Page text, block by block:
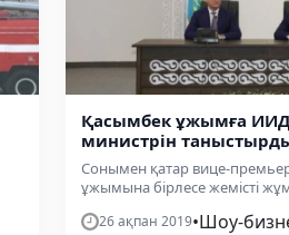
Қасымбек ұжымға
министрін
Сонымен қатар вице-
ұжымына бірлесе жемісті
26 ақпан 2019•Шоу-